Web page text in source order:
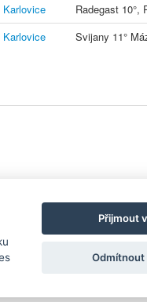
Karlovice Radegast 10°,
Karlovice Svijany 11°
restaurací. Názory
Přijmout
Odmítnout